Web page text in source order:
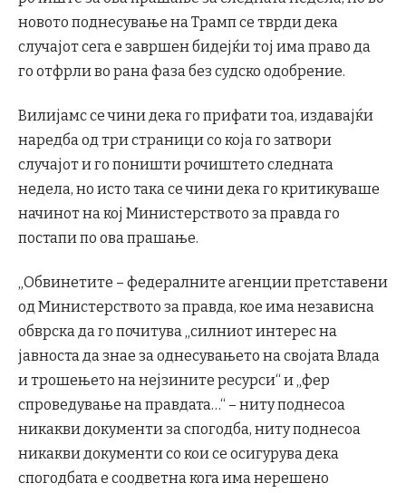
новото поднесување на Трамп се тврди дека
случајот сега е завршен бидејќи тој има право да
го отфрли во рана фаза без судско одобрение.
Вилијамс се чини дека го прифати тоа, издавајќи
наредба од три страници со која го затвори
случајот и го поништи рочиштето следната
недела, но исто така се чини дека го критикуваше
начинот на кој Министерството за правда го
постапи по ова прашање.
„Обвинетите – федералните агенции претставени
од Министерството за правда, кое има независна
обврска да го почитува „силниот интерес на
јавноста да знае за однесувањето на својата Влада
и трошењето на нејзините ресурси“ и „фер
спроведување на правдата…“ – ниту поднесоа
никакви документи за спогодба, ниту поднесоа
никакви документи со кои се осигурува дека
спогодбата е соодветна кога има нерешено